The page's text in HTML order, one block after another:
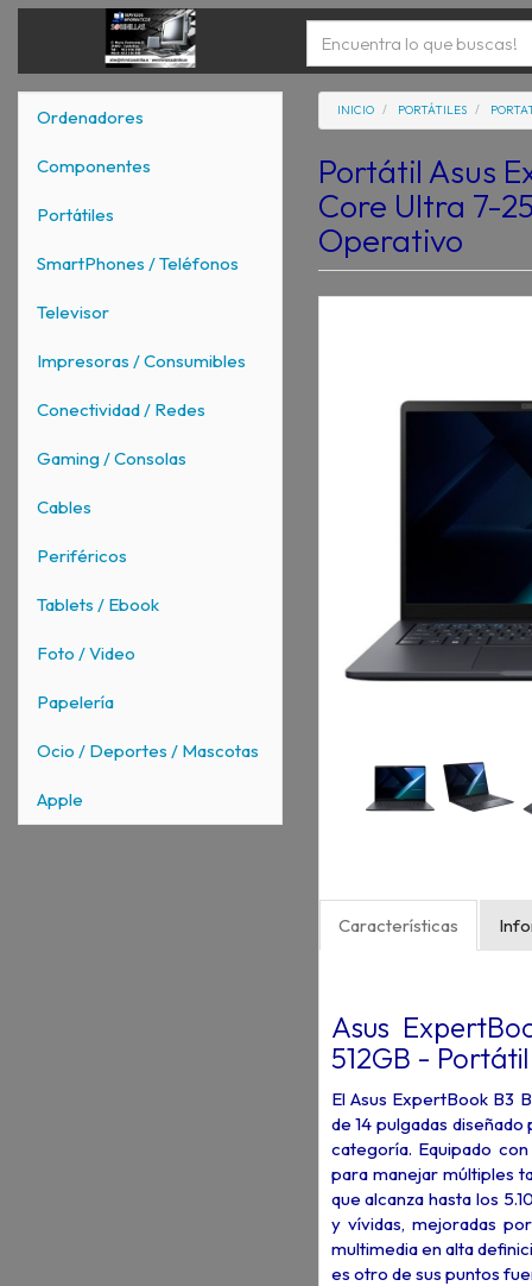
Ordenadores
Componentes
Portátiles
SmartPhones / Teléfonos
Televisor
Impresoras / Consumibles
Conectividad / Redes
Gaming / Consolas
Cables
Periféricos
Tablets / Ebook
Foto / Video
Papelería
Ocio / Deportes / Mascotas
Apple
INICIO PORTÁTILES
Portátil Asus
Core Ultra 7-
Operativo
Características
Asus
512GB - Portátil
El Asus ExpertBook B3
de 14 pulgadas
categoría. Equipado
para manejar múltiples
que alcanza hasta los
y vívidas, mejoradas
multimedia en alta
es otro de sus puntos